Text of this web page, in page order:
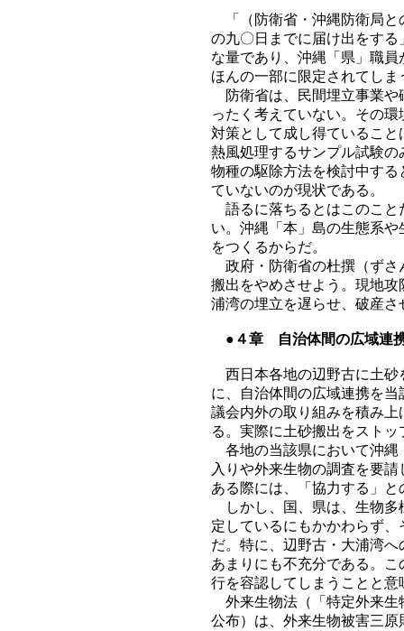
「（防衛省・沖縄防衛局と
の九〇日までに届け出をす
な量であり、沖縄「県」職
ほんの一部に限定されてしま
防衛省は、民間埋立事業や
ったく考えていない。その
対策として成し得ているこ
熱風処理するサンプル試験
物種の駆除方法を検討中す
ていないのが現状である。
語るに落ちるとはこのこと
い。沖縄「本」島の生態系
をつくるからだ。
政府・防衛省の杜撰（ずさ
搬出をやめさせよう。現地
浦湾の埋立を遅らせ、破産さ
●４章 自治体間の広域連
西日本各地の辺野古に土砂
に、自治体間の広域連携を
議会内外の取り組みを積み
る。実際に土砂搬出をスト
各地の当該県において沖縄
入りや外来生物の調査を要
ある際には、「協力する」
しかし、国、県は、生物多
定しているにもかかわらず
だ。特に、辺野古・大浦湾
あまりにも不充分である。
行を容認してしまうことと意
外来生物法（「特定外来生
公布）は、外来生物被害三